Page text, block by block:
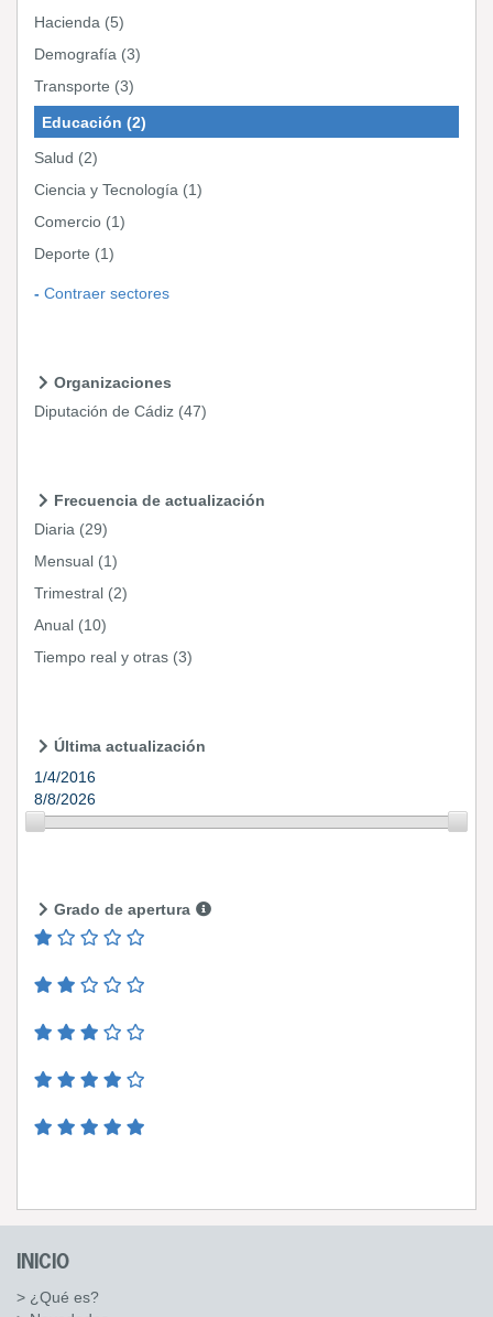
Hacienda (5)
Demografía (3)
Transporte (3)
Educación (2)
Salud (2)
Ciencia y Tecnología (1)
Comercio (1)
Deporte (1)
Contraer sectores
Organizaciones
Diputación de Cádiz (47)
Frecuencia de actualización
Diaria (29)
Mensual (1)
Trimestral (2)
Anual (10)
Tiempo real y otras (3)
Última actualización
1/4/2016
8/8/2026
Grado de apertura
INICIO
> ¿Qué es?